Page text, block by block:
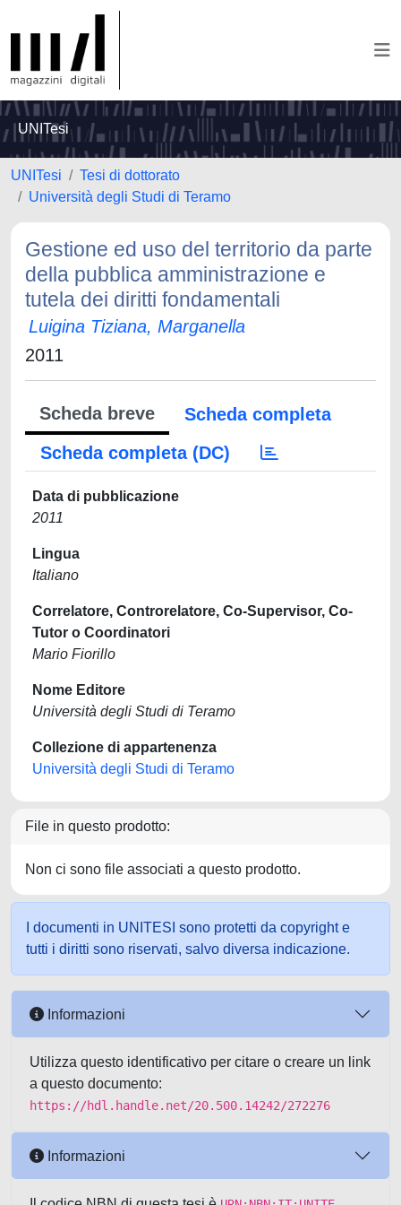
UNITesi
UNITesi
Tesi di dottorato
Università degli Studi di Teramo
Gestione ed uso del territorio da parte
della pubblica amministrazione e
tutela dei diritti fondamentali
Luigina Tiziana, Marganella
2011
Scheda breve
Scheda completa
Scheda completa (DC)
Data di pubblicazione
2011
Lingua
Italiano
Correlatore, Controrelatore, Co-Supervisor, Co-
Tutor o Coordinatori
Mario Fiorillo
Nome Editore
Università degli Studi di Teramo
Collezione di appartenenza
Università degli Studi di Teramo
File in questo prodotto:
Non ci sono file associati a questo prodotto.
I documenti in UNITESI sono protetti da copyright e
tutti i diritti sono riservati, salvo diversa indicazione.
Informazioni
Utilizza questo identificativo per citare o creare un link
a questo documento:
https://hdl.handle.net/20.500.14242/272276
Informazioni